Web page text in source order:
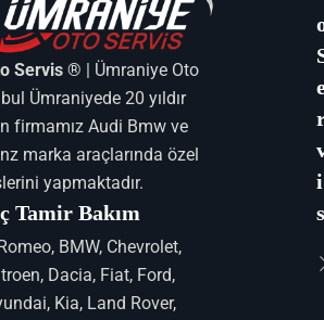
Servis ® | Ümraniye Oto
Ümraniyede 20 yıldır
firmamız Audi Bmw ve
marka araçlarında özel
yapmaktadır.
Tamir Bakım
BMW, Chevrolet,
Dacia, Fiat, Ford,
Kia, Land Rover,
i